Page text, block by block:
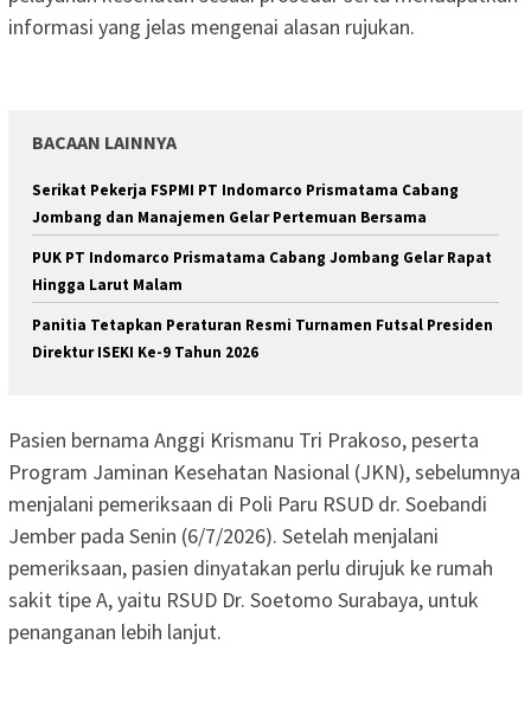
informasi yang jelas mengenai alasan rujukan.
BACAAN LAINNYA
Serikat Pekerja FSPMI PT Indomarco Prismatama Cabang
Jombang dan Manajemen Gelar Pertemuan Bersama
PUK PT Indomarco Prismatama Cabang Jombang Gelar Rapat
Hingga Larut Malam
Panitia Tetapkan Peraturan Resmi Turnamen Futsal Presiden
Direktur ISEKI Ke-9 Tahun 2026
Pasien bernama Anggi Krismanu Tri Prakoso, peserta
Program Jaminan Kesehatan Nasional (JKN), sebelumnya
menjalani pemeriksaan di Poli Paru RSUD dr. Soebandi
Jember pada Senin (6/7/2026). Setelah menjalani
pemeriksaan, pasien dinyatakan perlu dirujuk ke rumah
sakit tipe A, yaitu RSUD Dr. Soetomo Surabaya, untuk
penanganan lebih lanjut.